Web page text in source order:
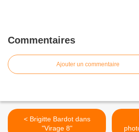
Commentaires
Ajouter un commentaire
< Brigitte Bardot dans
"Virage 8"